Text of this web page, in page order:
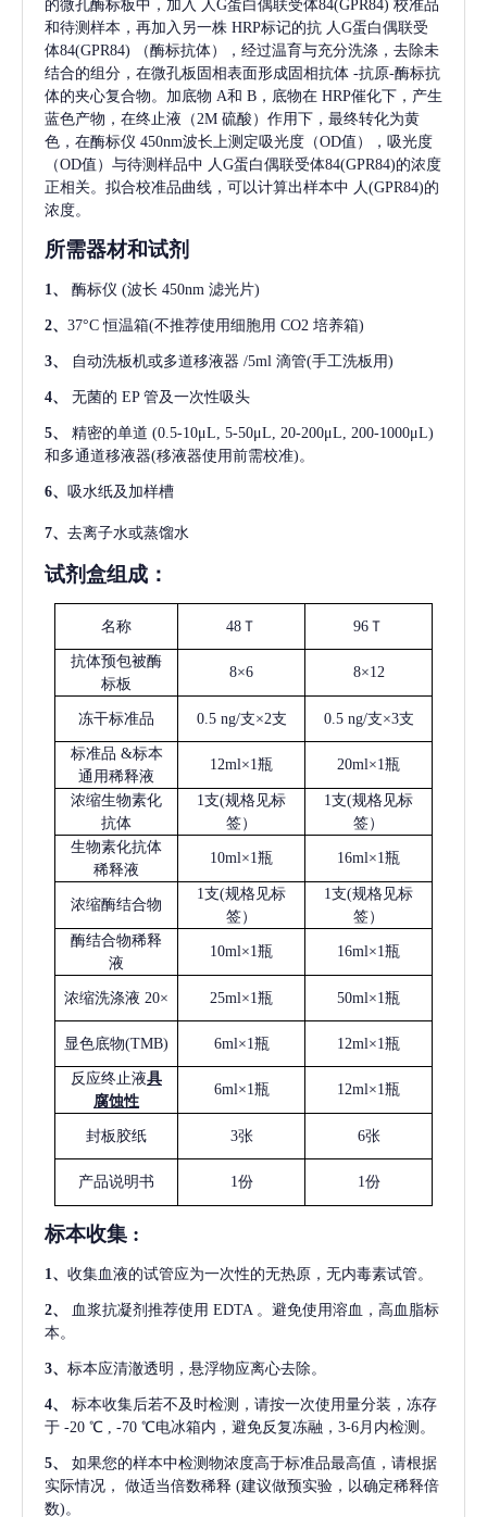
的微孔酶标板中，加入 人G蛋白偶联受体84(GPR84) 校准品
和待测样本，再加入另一株 HRP标记的抗 人G蛋白偶联受
体84(GPR84)
（酶标抗体），经过温育与充分洗涤，去除未
结合的组分，在微孔板固相表面形成固相抗体 -抗原-酶标抗
体的夹心复合物。加底物 A和 B，底物在 HRP催化下，产生
蓝色产物，在终止液（2M 硫酸）作用下，最终转化为黄
色，在酶标仪 450nm波长上测定吸光度（OD值），吸光度
（OD值）与待测样品中 人G蛋白偶联受体84(GPR84)的浓度
正相关。拟合校准品曲线，可以计算出样本中 人(GPR84)的
浓度。
所需器材和试剂
1、 酶标仪 (波长 450nm 滤光片)
2、 37°C 恒温箱(不推荐使用细胞用 CO2 培养箱)
3、 自动洗板机或多道移液器 /5ml 滴管(手工洗板用)
4、 无菌的 EP 管及一次性吸头
5、 精密的单道 (0.5-10μL, 5-50μL, 20-200μL, 200-1000μL)
和多通道移液器(移液器使用前需校准)。
6、 吸水纸及加样槽
7、 去离子水或蒸馏水
试剂盒组成：
名称 48Ｔ 96Ｔ
抗体预包被酶
标板
8×6 8×12
冻干标准品 0.5 ng/支×2支 0.5 ng/支×3支
标准品 &标本
通用稀释液
12ml×1瓶 20ml×1瓶
浓缩生物素化
抗体
1支(规格见标
签）
1支(规格见标
签）
生物素化抗体
稀释液
10ml×1瓶 16ml×1瓶
浓缩酶结合物
1支(规格见标
签）
1支(规格见标
签）
酶结合物稀释
液
10ml×1瓶 16ml×1瓶
浓缩洗涤液 20× 25ml×1瓶 50ml×1瓶
显色底物(TMB) 6ml×1瓶 12ml×1瓶
反应终止液具
腐蚀性
6ml×1瓶 12ml×1瓶
封板胶纸 3张 6张
产品说明书 1份 1份
标本收集 :
1、 收集血液的试管应为一次性的无热原，无内毒素试管。
2、 血浆抗凝剂推荐使用 EDTA 。避免使用溶血，高血脂标
本。
3、 标本应清澈透明，悬浮物应离心去除。
4、
标本收集后若不及时检测，请按一次使用量分装，冻存
于 -20 ℃ , -70 ℃电冰箱内，避免反复冻融，3-6月内检测。
5、
如果您的样本中检测物浓度高于标准品最高值，请根据
实际情况，
做适当倍数稀释 (建议做预实验，以确定稀释倍
数)。